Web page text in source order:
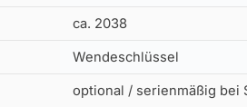
ca. 2038
Wendeschlüssel
optional / serienmäßig bei